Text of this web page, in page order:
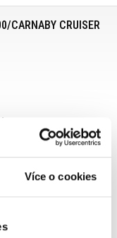
Více o cookies
CARNABY CRUISER